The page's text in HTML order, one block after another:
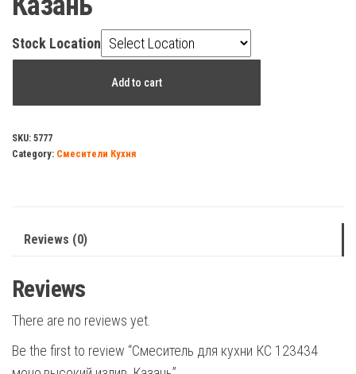
Stock Location
КС
123434
quantity
Add to cart
SKU: 5777
Category: Смесители Кухня
Reviews (0)
Reviews
There are no reviews yet.
Be the first to review “Смеситель для кухни КС 123434